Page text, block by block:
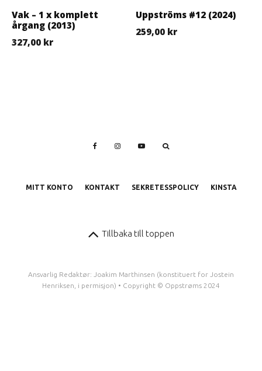
Vak – 1 x komplett
årgang (2013)
327,00 kr
Uppströms #12 (2024)
259,00 kr
MITT KONTO KONTAKT SEKRETESSPOLICY KINSTA
Tillbaka till toppen
Ansvarlig Redaktør: Joakim Marthinsen (konstituert for Jostein
Henriksen, i permisjon) • Copyright © Oppstrøms 2024